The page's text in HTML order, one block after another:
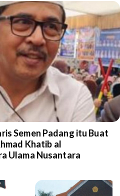
Semen Padang itu Buat
Khatib al
Ulama Nusantara